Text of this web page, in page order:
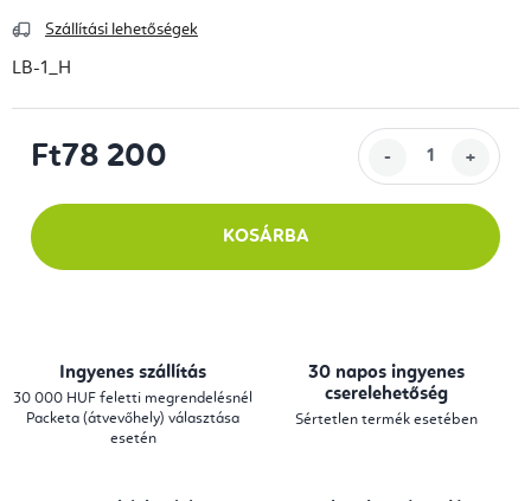
Szállítási lehetőségek
LB-1_H
Ft78 200
KOSÁRBA
Ingyenes szállítás
30 000 HUF feletti megrendelésnél
Packeta (átvevőhely) választása
esetén
30 napos ingyenes
cserelehetőség
Sértetlen termék esetében